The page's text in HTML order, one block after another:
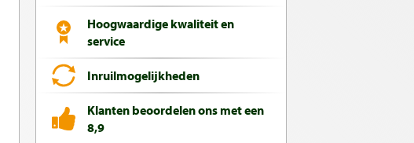
Hoogwaardige kwaliteit en
service
Inruilmogelijkheden
Klanten beoordelen ons met een
8,9